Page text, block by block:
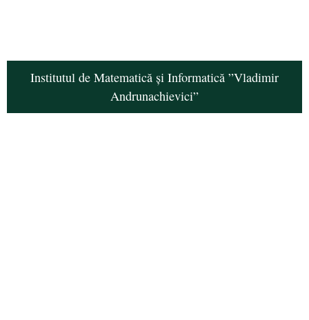
Institutul de Matematică și Informatică ”Vladimir
Andrunachievici”